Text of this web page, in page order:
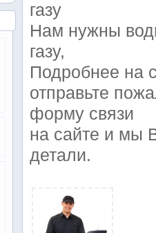
газу
Нам нужны
газу,
Подробнее на
отправьте
форму связи
на сайте и мы
детали.